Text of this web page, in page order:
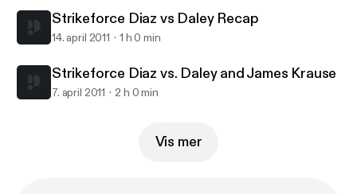
Strikeforce Diaz vs Daley Recap
14. april 2011 1 h 0 min
Strikeforce Diaz vs. Daley and James Krause
7. april 2011 2 h 0 min
Vis mer